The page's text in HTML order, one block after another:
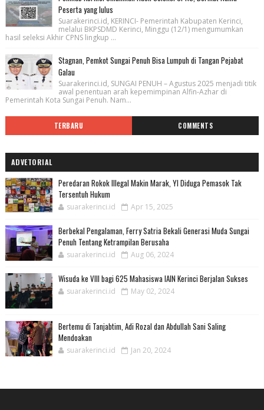
Peserta yang lulus
Suarakerinci.id, KERINCI- Pemerintah Kabupaten Kerinci,
melalui BKPSDMD Kerinci, Minggu (12/1) mengumumkan
hasil seleksi Akhir CPNS lingkup ...
Stagnan, Pemkot Sungai Penuh Bisa Lumpuh di Tangan Pejabat
Galau
Suarakerinci.id, SUNGAI PENUH – Agustus 2025 menjadi titik
awal penentuan arah kepemimpinan Alfin-Azhar di
Pemerintah Kota Sungai Penuh. Nam...
TERBARU COMMENTS
ADVETORIAL
Peredaran Rokok Illegal Makin Marak, YI Diduga Pemasok Tak
Tersentuh Hukum
suarakerinci.id Apr 15, 2025
Berbekal Pengalaman, Ferry Satria Bekali Generasi Muda Sungai
Penuh Tentang Ketrampilan Berusaha
suarakerinci.id Aug 06, 2024
Wisuda ke VIII bagi 625 Mahasiswa IAIN Kerinci Berjalan Sukses
suarakerinci.id May 02, 2024
Bertemu di Tanjabtim, Adi Rozal dan Abdullah Sani Saling
Mendoakan
suarakerinci.id Jan 20, 2024